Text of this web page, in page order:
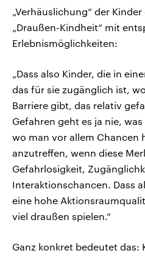
„Verhäuslichung“ der
„Draußen-Kindheit“ mit
Erlebnismöglichkeiten:
„Dass also Kinder, die in
das für sie zugänglich ist,
Barriere gibt, das relativ
Gefahren geht es ja nie,
wo man vor allem Chancen
anzutreffen, wenn diese
Gefahrlosigkeit,
Interaktionschancen. Dass
eine hohe
viel draußen spielen.“
Ganz konkret bedeutet das: